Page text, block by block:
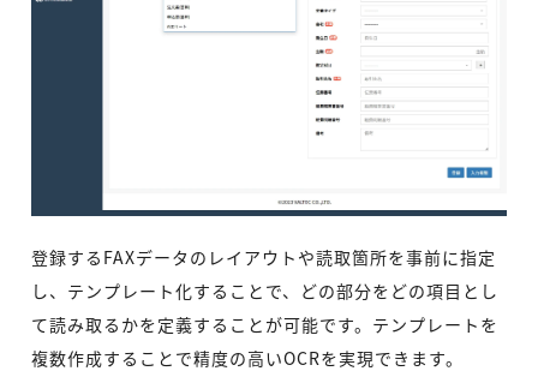
登録するFAXデータのレイアウトや読取箇所を事前に指定
し、テンプレート化することで、どの部分をどの項目とし
て読み取るかを定義することが可能です。テンプレートを
複数作成することで精度の高いOCRを実現できます。